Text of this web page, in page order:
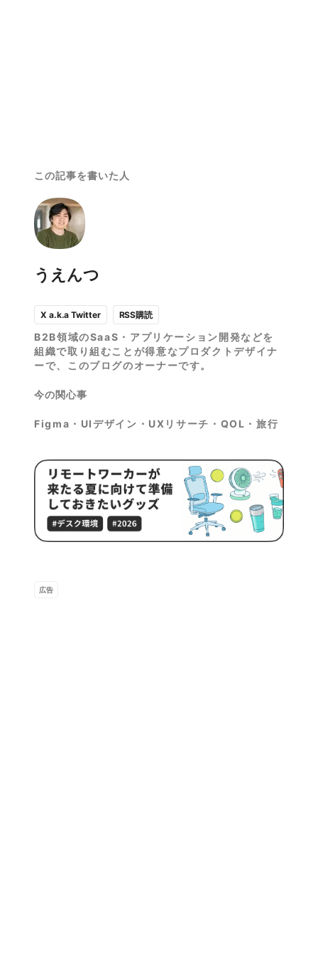
この記事を書いた人
うえんつ
X a.k.a Twitter RSS購読
B2B領域のSaaS・アプリケーション開発などを
組織で取り組むことが得意なプロダクトデザイナ
ーで、このブログのオーナーです。
今の関心事
Figma・UIデザイン・UXリサーチ・QOL・旅行
広告